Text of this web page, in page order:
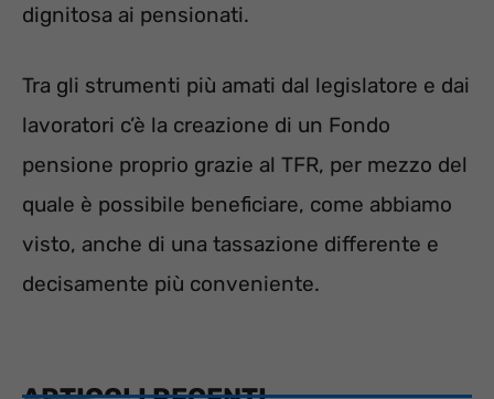
dignitosa ai pensionati.
Tra gli strumenti più amati dal legislatore e dai
lavoratori c’è la creazione di un Fondo
pensione proprio grazie al TFR, per mezzo del
quale è possibile beneficiare, come abbiamo
visto, anche di una tassazione differente e
decisamente più conveniente.